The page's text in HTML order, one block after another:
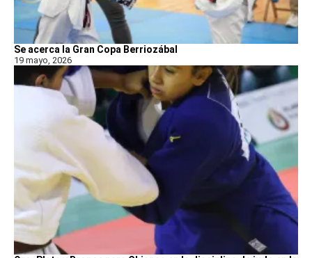
Se acerca la Gran Copa Berriozábal
19 mayo, 2026